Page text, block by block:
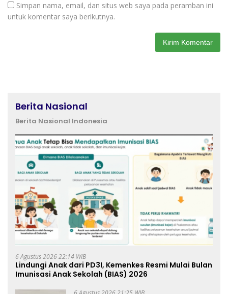
Simpan nama, email, dan situs web saya pada peramban ini
untuk komentar saya berikutnya.
Berita Nasional
Berita Nasional Indonesia
6 Agustus 2026 22:14 WIB
Lindungi Anak dari PD3I, Kemenkes Resmi Mulai Bulan
Imunisasi Anak Sekolah (BIAS) 2026